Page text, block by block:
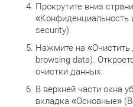
Прокрутите вниз
«Конфиденциальность
security).
Нажмите на
browsing data).
очистки данных.
В верхней части окна
вкладка «Основные»